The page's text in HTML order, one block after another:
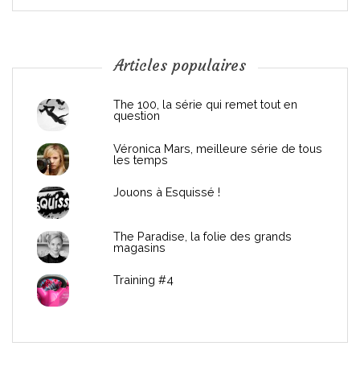
n
Articles populaires
The 100, la série qui remet tout en
question
Véronica Mars, meilleure série de tous
les temps
Jouons à Esquissé !
The Paradise, la folie des grands
magasins
Training #4